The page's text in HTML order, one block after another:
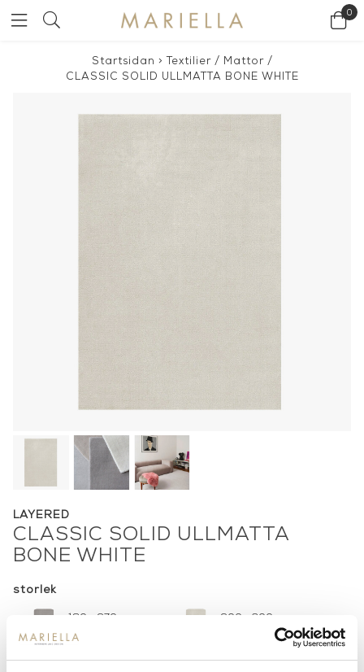
0
Startsidan > Textilier/ Mattor/
CLASSIC SOLID ULLMATTA BONE WHITE
LAYERED
CLASSIC SOLID ULLMATTA
BONE WHITE
storlek
180 x 270 cm 200 x 300 cm